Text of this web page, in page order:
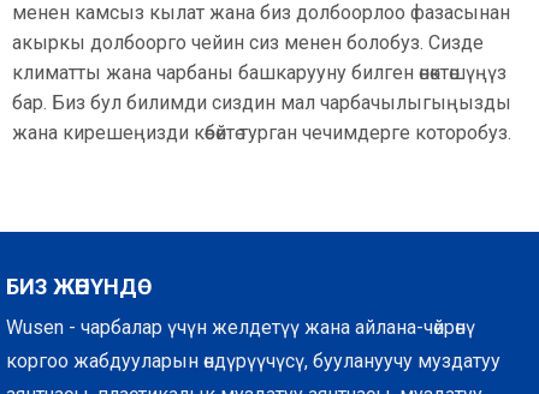
менен камсыз кылат жана биз долбоорлоо фазасынан
акыркы долбоорго чейин сиз менен болобуз. Сизде
климатты жана чарбаны башкарууну билген өнөктөшүңүз
бар. Биз бул билимди сиздин мал чарбачылыгыңызды
жана кирешеңизди көбөйтө турган чечимдерге которобуз.
БИЗ ЖӨНҮНДӨ
Wusen - чарбалар үчүн желдетүү жана айлана-чөйрөнү
коргоо жабдууларын өндүрүүчүсү, буулануучу муздатуу